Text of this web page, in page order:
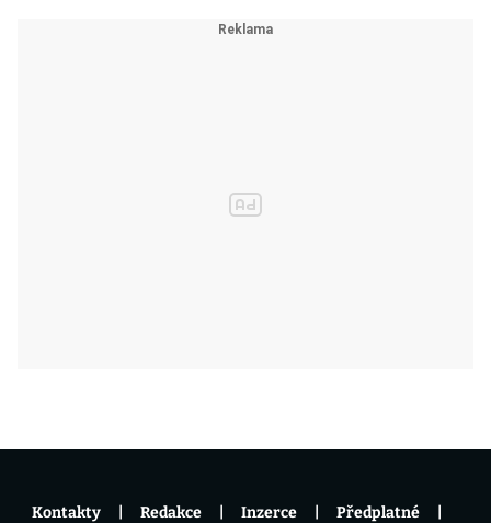
Kontakty Redakce Inzerce Předplatné